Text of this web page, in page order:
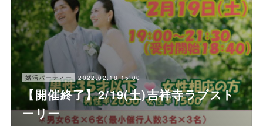
婚活パーティー 2022.02.18 15:00
【開催終了】2/19(土)吉祥寺ラブスト
ーリー